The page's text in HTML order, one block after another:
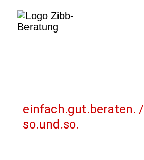
einfach.gut.beraten. /
so.und.so.